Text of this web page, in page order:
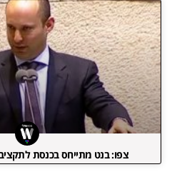
צפו: בנט מתייחס בכנסת